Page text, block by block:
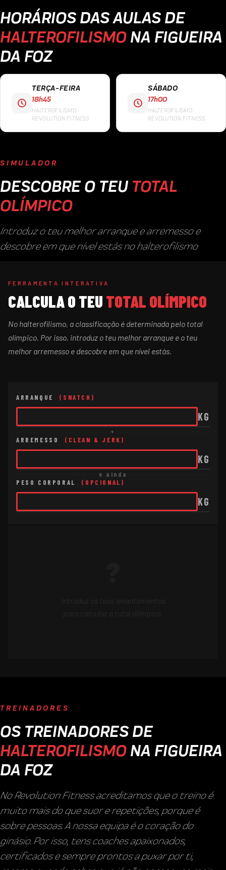
HORÁRIOS DAS AULAS DE
HALTEROFILISMO NA FIGUEIRA
DA FOZ
TERÇA-FEIRA
18h45
HALTEROFILISMO ·
REVOLUTION FITNESS
SÁBADO
17h00
HALTEROFILISMO ·
REVOLUTION FITNESS
SIMULADOR
DESCOBRE O TEU TOTAL
OLÍMPICO
Introduz o teu melhor arranque e arremesso e
descobre em que nível estás no halterofilismo
FERRAMENTA INTERATIVA
CALCULA O TEU TOTAL OLÍMPICO
No halterofilismo, a classificação é determinada pelo total
olímpico. Por isso, introduz o teu melhor arranque e o teu
melhor arremesso e descobre em que nível estás.
ARRANQUE (SNATCH)
KG
+
ARREMESSO
(CLEAN & JERK)
KG
e ainda
PESO CORPORAL
(OPCIONAL)
KG
TREINADORES
OS TREINADORES DE
HALTEROFILISMO NA FIGUEIRA
DA FOZ
No Revolution Fitness acreditamos que o treino é
muito mais do que suor e repetições, porque é
sobre pessoas. A nossa equipa é o coração do
ginásio. Por isso, tens coaches apaixonados,
certificados e sempre prontos a puxar por ti,